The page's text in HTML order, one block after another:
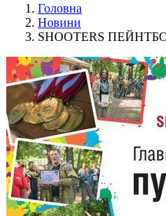
Головна
Новини
SHOOTERS